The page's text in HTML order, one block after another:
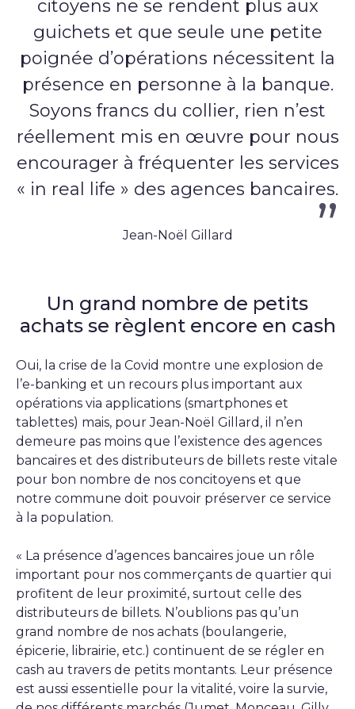
citoyens ne se rendent plus aux
guichets et que seule une petite
poignée d’opérations nécessitent la
présence en personne à la banque.
Soyons francs du collier, rien n’est
réellement mis en œuvre pour nous
encourager à fréquenter les services
« in real life » des agences bancaires.
Jean-Noël Gillard
Un grand nombre de petits
achats se règlent encore en cash
Oui, la crise de la Covid montre une explosion de
l’e-banking et un recours plus important aux
opérations via applications (smartphones et
tablettes) mais, pour Jean-Noël Gillard, il n’en
demeure pas moins que l’existence des agences
bancaires et des distributeurs de billets reste vitale
pour bon nombre de nos concitoyens et que
notre commune doit pouvoir préserver ce service
à la population.
« La présence d’agences bancaires joue un rôle
important pour nos commerçants de quartier qui
profitent de leur proximité, surtout celle des
distributeurs de billets. N’oublions pas qu’un
grand nombre de nos achats (boulangerie,
épicerie, librairie, etc.) continuent de se régler en
cash au travers de petits montants. Leur présence
est aussi essentielle pour la vitalité, voire la survie,